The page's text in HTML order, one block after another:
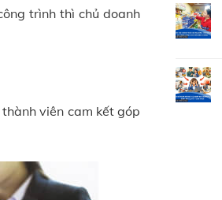
trình thì chủ doanh
viên cam kết góp